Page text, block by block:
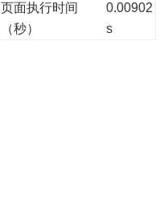
页面执行时间
（秒）
0.00902
s